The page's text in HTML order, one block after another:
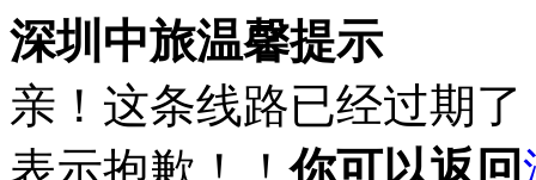
深圳中旅温馨提示
亲！这条线路已经过期